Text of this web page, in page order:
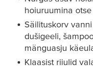
hoiuruumina
Säilituskorv
dušigeeli,
mänguasju
Klaasist riiulid